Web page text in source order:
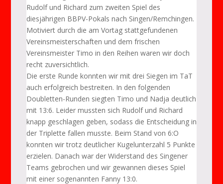
Rudolf und Richard zum zweiten Spiel des
diesjährigen BBPV-Pokals nach Singen/Remchingen.
Motiviert durch die am Vortag stattgefundenen
Vereinsmeisterschaften und dem frischen
Vereinsmeister Timo in den Reihen waren wir doch
recht zuversichtlich.
Die erste Runde konnten wir mit drei Siegen im TaT
auch erfolgreich bestreiten. In den folgenden
Doubletten-Runden siegten Timo und Nadja deutlich
mit 13:6. Leider mussten sich Rudolf und Richard
knapp geschlagen geben, sodass die Entscheidung in
der Triplette fallen musste. Beim Stand von 6:O
konnten wir trotz deutlicher Kugelunterzahl 5 Punkte
erzielen. Danach war der Widerstand des Singener
Teams gebrochen und wir gewannen dieses Spiel
mit einer sogenannten Fanny 13:0.